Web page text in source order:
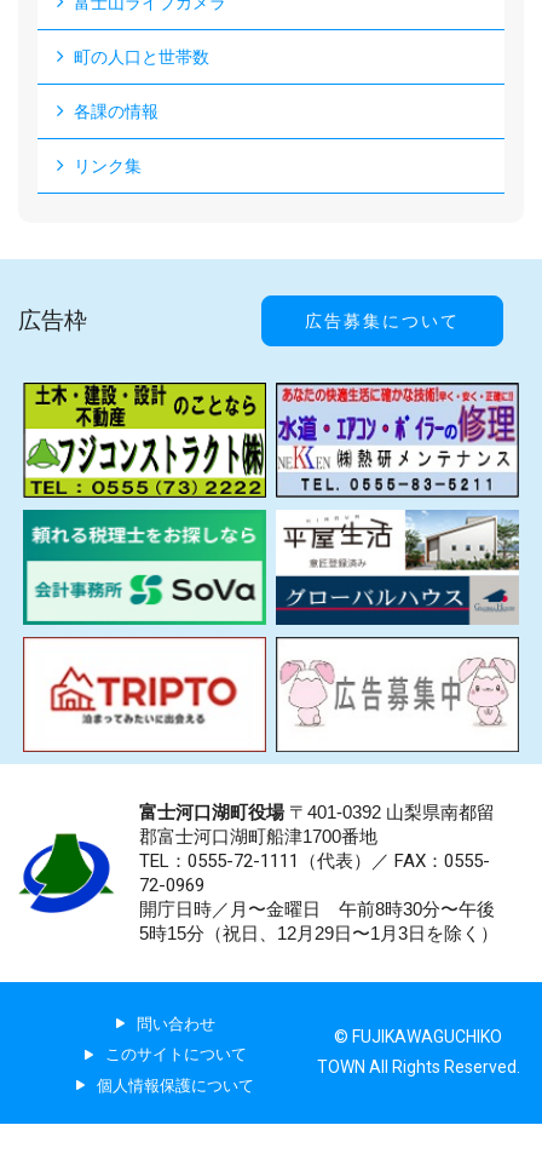
町の人口と世帯数
各課の情報
リンク集
広告枠 広告募集について
富士河口湖町役場〒401-0392 山梨県南都留
郡富士河口湖町船津1700番地
TEL：0555-72-1111 （代表）／ FAX：0555-
72-0969
開庁日時／月〜金曜日 午前8時30分〜午後
5時15分（祝日、12月29日〜1月3日を除く）
問い合わせ
このサイトについて
個人情報保護について
© FUJIKAWAGUCHIKO
TOWN All Rights Reserved.